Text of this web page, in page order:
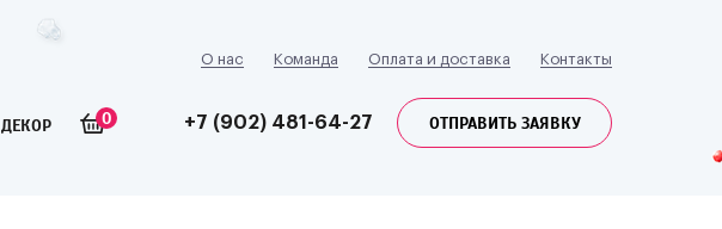
ДЕКОР 0
О нас Команда Оплата и доставка Контакты
+7 (902) 481-64-27 ОТПРАВИТЬ ЗАЯВКУ